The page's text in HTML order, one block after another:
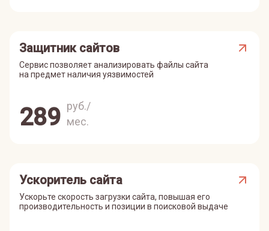
Защитник сайтов
Сервис позволяет анализировать файлы сайта
на предмет наличия уязвимостей
289 руб./
мес.
Ускоритель сайта
Ускорьте скорость загрузки сайта, повышая его
производительность и позиции в поисковой выдаче